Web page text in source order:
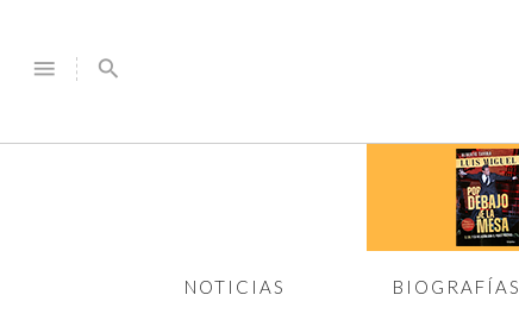
menu search
NOTICIAS BIOGRAFÍAS